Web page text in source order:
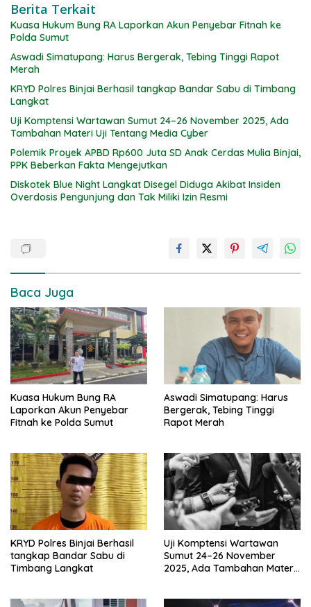
Berita Terkait
Kuasa Hukum Bung RA Laporkan Akun Penyebar Fitnah ke
Polda Sumut
Aswadi Simatupang: Harus Bergerak, Tebing Tinggi Rapot
Merah
KRYD Polres Binjai Berhasil tangkap Bandar Sabu di Timbang
Langkat
Uji Komptensi Wartawan Sumut 24–26 November 2025, Ada
Tambahan Materi Uji Tentang Media Cyber
Polemik Proyek APBD Rp600 Juta SD Anak Cerdas Mulia Binjai,
PPK Beberkan Fakta Mengejutkan
Diskotek Blue Night Langkat Disegel Diduga Akibat Insiden
Overdosis Pengunjung dan Tak Miliki Izin Resmi
Baca Juga
Kuasa Hukum Bung RA
Laporkan Akun Penyebar
Fitnah ke Polda Sumut
Aswadi Simatupang: Harus
Bergerak, Tebing Tinggi
Rapot Merah
KRYD Polres Binjai Berhasil
tangkap Bandar Sabu di
Timbang Langkat
Uji Komptensi Wartawan
Sumut 24–26 November
2025, Ada Tambahan Materi